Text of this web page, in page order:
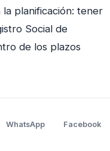
la planificación: tener
Social de
de los plazos
WhatsApp Facebook